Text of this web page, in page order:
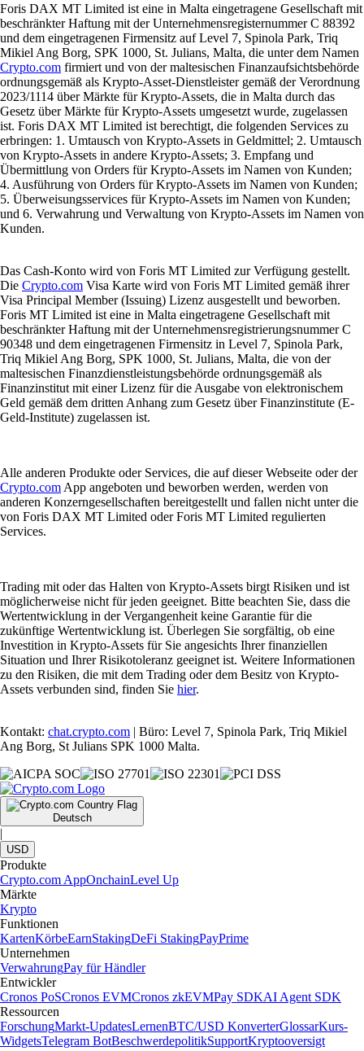
Foris DAX MT Limited ist eine in Malta eingetragene Gesellschaft mit
beschränkter Haftung mit der Unternehmensregisternummer C 88392
und dem eingetragenen Firmensitz auf Level 7, Spinola Park, Triq
Mikiel Ang Borg, SPK 1000, St. Julians, Malta, die unter dem Namen
Crypto.com firmiert und von der maltesischen Finanzaufsichtsbehörde
ordnungsgemäß als Krypto-Asset-Dienstleister gemäß der Verordnung
2023/1114 über Märkte für Krypto-Assets, die in Malta durch das
Gesetz über Märkte für Krypto-Assets umgesetzt wurde, zugelassen
ist. Foris DAX MT Limited ist berechtigt, die folgenden Services zu
erbringen: 1. Umtausch von Krypto-Assets in Geldmittel; 2. Umtausch
von Krypto-Assets in andere Krypto-Assets; 3. Empfang und
Übermittlung von Orders für Krypto-Assets im Namen von Kunden;
4. Ausführung von Orders für Krypto-Assets im Namen von Kunden;
5. Überweisungsservices für Krypto-Assets im Namen von Kunden;
und 6. Verwahrung und Verwaltung von Krypto-Assets im Namen von
Kunden.
Das Cash-Konto wird von Foris MT Limited zur Verfügung gestellt.
Die Crypto.com Visa Karte wird von Foris MT Limited gemäß ihrer
Visa Principal Member (Issuing) Lizenz ausgestellt und beworben.
Foris MT Limited ist eine in Malta eingetragene Gesellschaft mit
beschränkter Haftung mit der Unternehmensregistrierungsnummer C
90348 und dem eingetragenen Firmensitz in Level 7, Spinola Park,
Triq Mikiel Ang Borg, SPK 1000, St. Julians, Malta, die von der
maltesischen Finanzdienstleistungsbehörde ordnungsgemäß als
Finanzinstitut mit einer Lizenz für die Ausgabe von elektronischem
Geld gemäß dem dritten Anhang zum Gesetz über Finanzinstitute (E-
Geld-Institute) zugelassen ist.
Alle anderen Produkte oder Services, die auf dieser Webseite oder der
Crypto.com App angeboten und beworben werden, werden von
anderen Konzerngesellschaften bereitgestellt und fallen nicht unter die
von Foris DAX MT Limited oder Foris MT Limited regulierten
Services.
Trading mit oder das Halten von Krypto-Assets birgt Risiken und ist
möglicherweise nicht für jeden geeignet. Bitte beachten Sie, dass die
Wertentwicklung in der Vergangenheit keine Garantie für die
zukünftige Wertentwicklung ist. Überlegen Sie sorgfältig, ob eine
Investition in Krypto-Assets für Sie angesichts Ihrer finanziellen
Situation und Ihrer Risikotoleranz geeignet ist. Weitere Informationen
zu den Risiken, die mit dem Trading oder dem Besitz von Krypto-
Assets verbunden sind, finden Sie hier.
Kontakt: chat.crypto.com | Büro: Level 7, Spinola Park, Triq Mikiel
Ang Borg, St Julians SPK 1000 Malta.
Deutsch
|
USD
Produkte
Crypto.com AppOnchainLevel Up
Märkte
Krypto
Funktionen
KartenKörbeEarnStakingDeFi StakingPayPrime
Unternehmen
VerwahrungPay für Händler
Entwickler
Cronos PoSCronos EVMCronos zkEVMPay SDKAI Agent SDK
Ressourcen
ForschungMarkt-UpdatesLernenBTC/USD KonverterGlossarKurs-
WidgetsTelegram BotBeschwerdepolitikSupportKryptooversigt